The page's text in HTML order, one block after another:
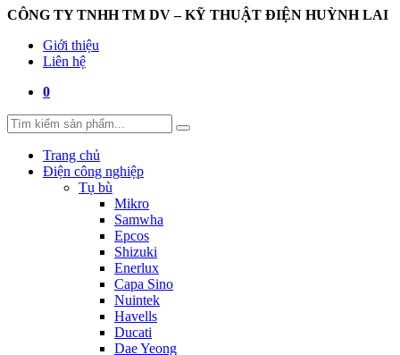
CÔNG TY TNHH TM DV – KỸ THUẬT ĐIỆN HUỲNH LAI
Giới thiệu
Liên hệ
0
Trang chủ
Điện công nghiệp
Tụ bù
Mikro
Samwha
Epcos
Shizuki
Enerlux
Capa Sino
Nuintek
Havells
Ducati
Dae Yeong